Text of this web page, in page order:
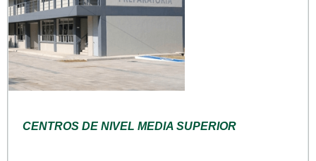
CENTROS DE NIVEL MEDIA SUPERIOR